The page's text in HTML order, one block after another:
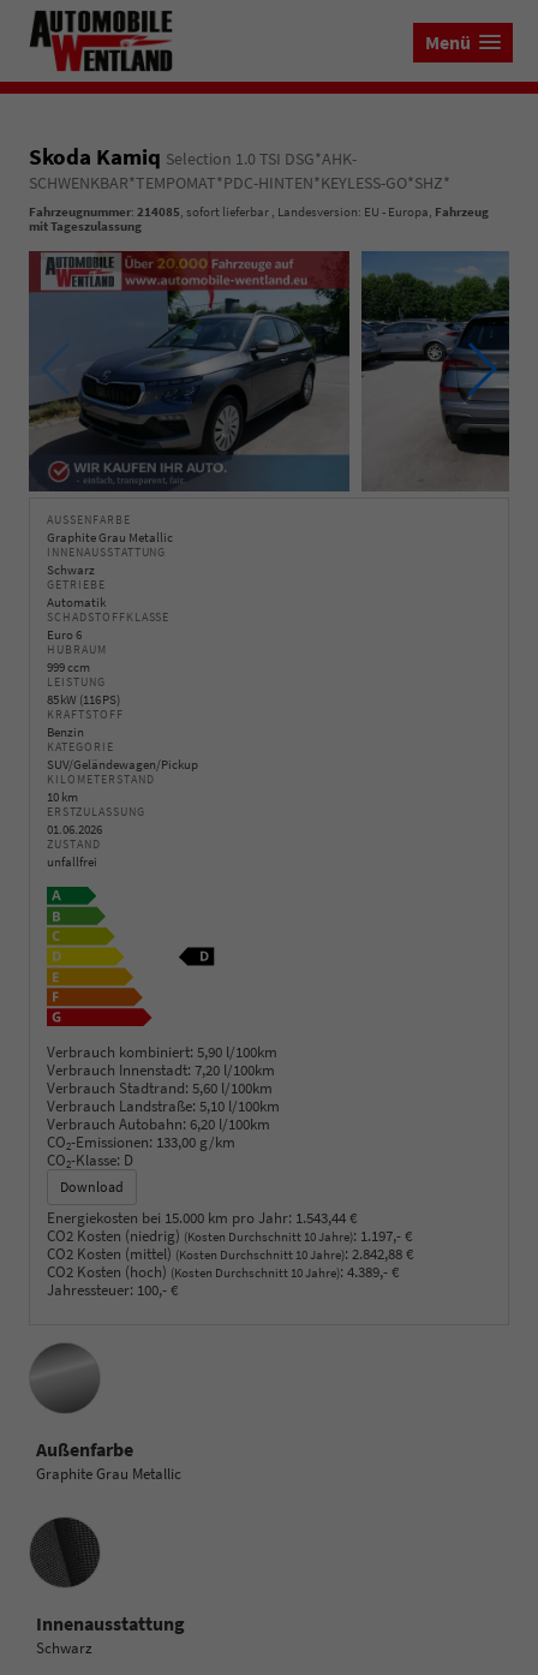
Menü
Skoda Kamiq Selection 1.0 TSI DSG*AHK-
SCHWENKBAR*TEMPOMAT*PDC-HINTEN*KEYLESS-GO*SHZ*
Fahrzeugnummer: 214085, sofort lieferbar , Landesversion: EU - Europa, Fahrzeug
mit Tageszulassung
AUSSENFARBE
Graphite Grau Metallic
INNENAUSSTATTUNG
Schwarz
GETRIEBE
Automatik
SCHADSTOFFKLASSE
Euro 6
HUBRAUM
999 ccm
LEISTUNG
85 kW (116 PS)
KRAFTSTOFF
Benzin
KATEGORIE
SUV/Geländewagen/Pickup
KILOMETERSTAND
10 km
ERSTZULASSUNG
01.06.2026
ZUSTAND
unfallfrei
Verbrauch kombiniert: 5,90 l/100km
Verbrauch Innenstadt: 7,20 l/100km
Verbrauch Stadtrand: 5,60 l/100km
Verbrauch Landstraße: 5,10 l/100km
Verbrauch Autobahn: 6,20 l/100km
CO2-Emissionen: 133,00 g/km
CO2-Klasse: D
Download
Energiekosten bei 15.000 km pro Jahr: 1.543,44 €
CO2 Kosten (niedrig) (Kosten Durchschnitt 10 Jahre): 1.197,- €
CO2 Kosten (mittel) (Kosten Durchschnitt 10 Jahre): 2.842,88 €
CO2 Kosten (hoch) (Kosten Durchschnitt 10 Jahre): 4.389,- €
Jahressteuer: 100,- €
Außenfarbe
Graphite Grau Metallic
Innenausstattung
Innenausstattung
Schwarz